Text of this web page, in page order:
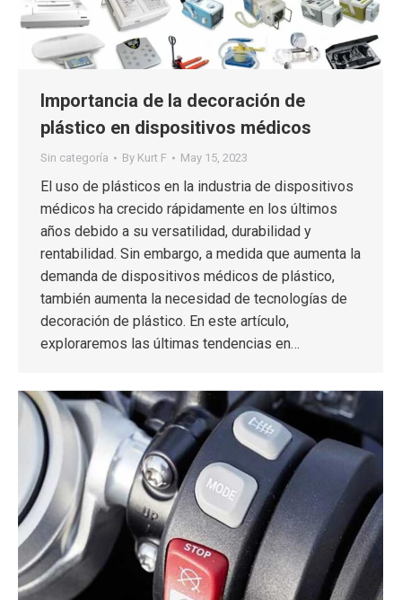
Importancia de la decoración de
plástico en dispositivos médicos
Sin categoría By Kurt F May 15, 2023
El uso de plásticos en la industria de dispositivos
médicos ha crecido rápidamente en los últimos
años debido a su versatilidad, durabilidad y
rentabilidad. Sin embargo, a medida que aumenta la
demanda de dispositivos médicos de plástico,
también aumenta la necesidad de tecnologías de
decoración de plástico. En este artículo,
exploraremos las últimas tendencias en…